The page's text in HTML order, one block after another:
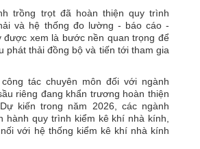
trồng trọt đã hoàn thiện quy trình
và hệ thống đo lường - báo cáo -
được xem là bước nền quan trọng để
phát thải đồng bộ và tiến tới tham gia
tác chuyên môn đối với ngành
riêng đang khẩn trương hoàn thiện
kiến trong năm 2026, các ngành
hành quy trình kiểm kê khí nhà kính,
với hệ thống kiểm kê khí nhà kính